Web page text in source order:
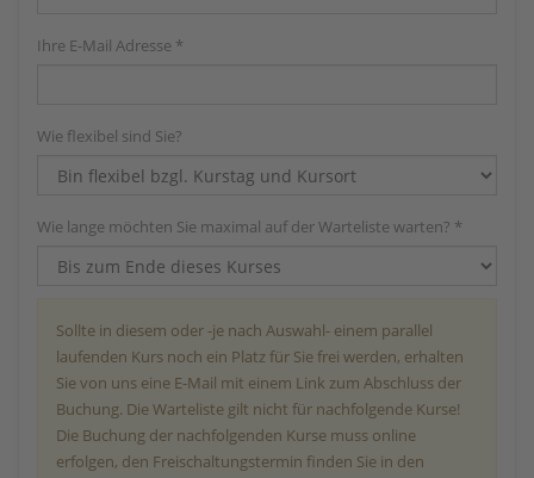
Ihre E-Mail Adresse *
Wie flexibel sind Sie?
Wie lange möchten Sie maximal auf der Warteliste warten? *
Sollte in diesem oder -je nach Auswahl- einem parallel
laufenden Kurs noch ein Platz für Sie frei werden, erhalten
Sie von uns eine E-Mail mit einem Link zum Abschluss der
Buchung. Die Warteliste gilt nicht für nachfolgende Kurse!
Die Buchung der nachfolgenden Kurse muss online
erfolgen, den Freischaltungstermin finden Sie in den